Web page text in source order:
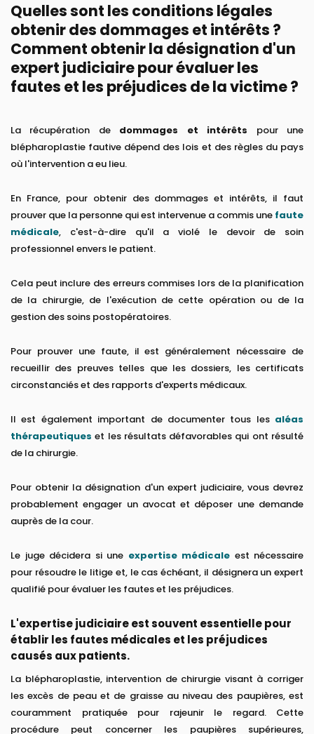
Quelles sont les conditions légales
obtenir des dommages et intérêts ?
Comment obtenir la désignation d'un
expert judiciaire pour évaluer les
fautes et les préjudices de la victime ?
La récupération de dommages et intérêts pour une
blépharoplastie fautive dépend des lois et des règles du pays
où l'intervention a eu lieu.
En France, pour obtenir des dommages et intérêts, il faut
prouver que la personne qui est intervenue a commis une faute
médicale, c'est-à-dire qu'il a violé le devoir de soin
professionnel envers le patient.
Cela peut inclure des erreurs commises lors de la planification
de la chirurgie, de l'exécution de cette opération ou de la
gestion des soins postopératoires.
Pour prouver une faute, il est généralement nécessaire de
recueillir des preuves telles que les dossiers, les certificats
circonstanciés et des rapports d'experts médicaux.
Il est également important de documenter tous les aléas
thérapeutiques et les résultats défavorables qui ont résulté
de la chirurgie.
Pour obtenir la désignation d'un expert judiciaire, vous devrez
probablement engager un avocat et déposer une demande
auprès de la cour.
Le juge décidera si une expertise médicale est nécessaire
pour résoudre le litige et, le cas échéant, il désignera un expert
qualifié pour évaluer les fautes et les préjudices.
L'expertise judiciaire est souvent essentielle pour
établir les fautes médicales et les préjudices
causés aux patients.
La blépharoplastie, intervention de chirurgie visant à corriger
les excès de peau et de graisse au niveau des paupières, est
couramment pratiquée pour rajeunir le regard. Cette
procédure peut concerner les paupières supérieures,